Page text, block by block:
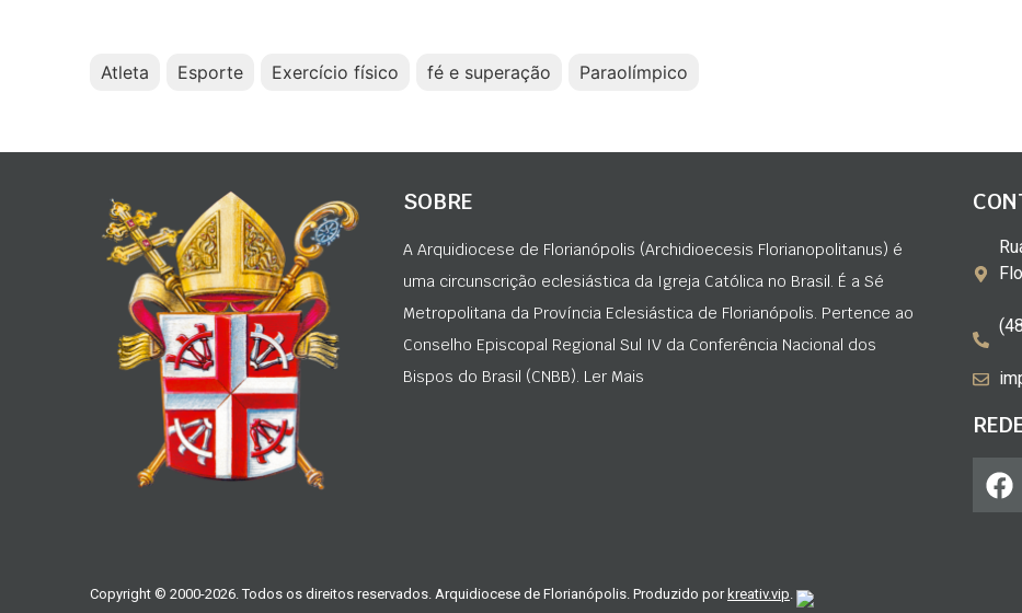
Atleta Esporte Exercício físico fé e superação Paraolímpico
SOBRE
A Arquidiocese de Florianópolis (Archidioecesis Florianopolitanus) é
uma circunscrição eclesiástica da Igreja Católica no Brasil. É a Sé
Metropolitana da Província Eclesiástica de Florianópolis. Pertence ao
Conselho Episcopal Regional Sul IV da Conferência Nacional dos
Bispos do Brasil (CNBB). Ler Mais
Copyright © 2000-2026. Todos os direitos reservados. Arquidiocese de Florianópolis. Produzido por kreativ.vip.